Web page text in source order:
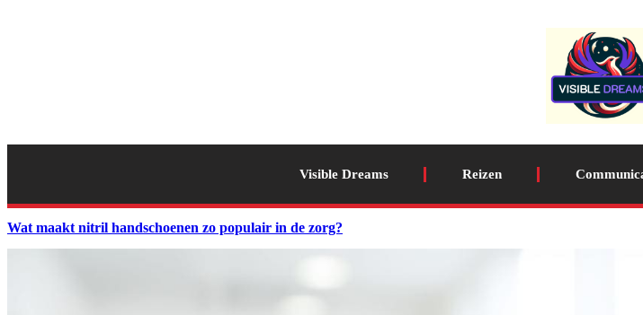
Visible Dreams Reizen
Wat maakt nitril handschoenen zo populair in de zorg?